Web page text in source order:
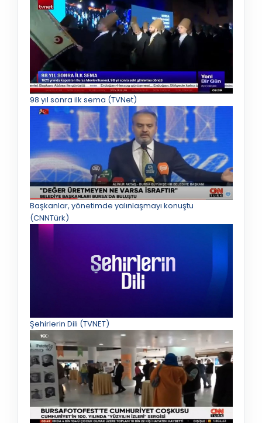
98 yıl sonra ilk sema (TVNet)
Başkanlar, yönetimde yalınlaşmayı konuştu
(CNNTürk)
Şehirlerin Dili (TVNET)